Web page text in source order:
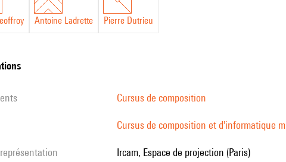
Antoine Ladrette Pierre Dutrieu
Cursus de composition
Cursus de composition et d'informatique
représentation Ircam, Espace de projection (Paris)